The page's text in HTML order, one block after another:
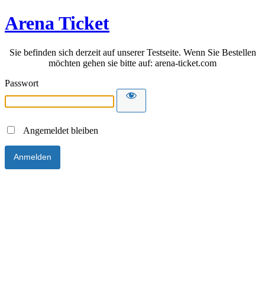
Arena Ticket
Sie befinden sich derzeit auf unserer Testseite. Wenn Sie Bestellen
möchten gehen sie bitte auf: arena-ticket.com
Passwort
Angemeldet bleiben